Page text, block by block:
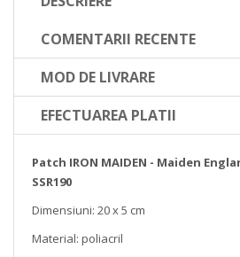
COMENTARII RECENTE
MOD DE LIVRARE
EFECTUAREA PLATII
Patch IRON MAIDEN - Maiden
SSR190
Dimensiuni: 20 x 5 cm
Material: poliacril